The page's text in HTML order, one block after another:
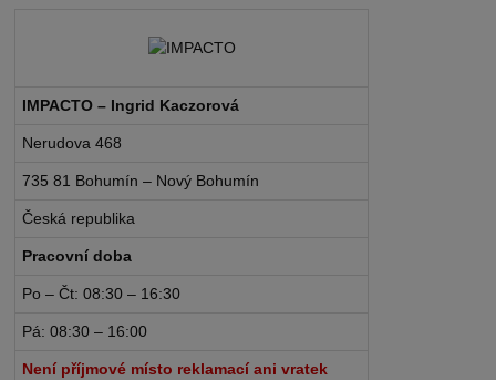
IMPACTO – Ingrid Kaczorová
Nerudova 468
735 81 Bohumín – Nový Bohumín
Česká republika
Pracovní doba
Po – Čt: 08:30 – 16:30
Pá: 08:30 – 16:00
Není příjmové místo reklamací ani vratek